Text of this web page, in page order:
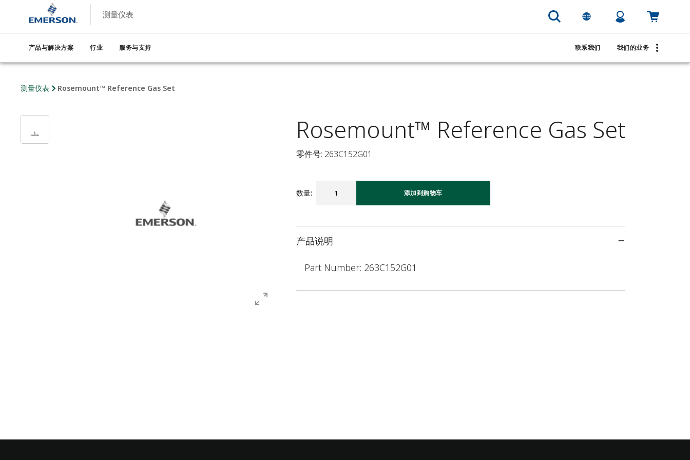
测量仪表
产品与解决方案 行业 服务与支持 联系我们 我们的业务
测量仪表 Rosemount™ Reference Gas Set
Rosemount™ Reference Gas Set
零件号: 263C152G01
数量: 添加到购物车
产品说明
Part Number: 263C152G01